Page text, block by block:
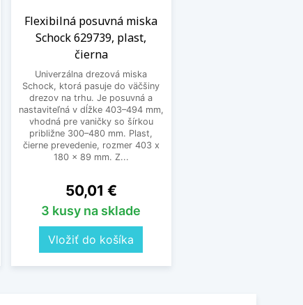
Flexibilná posuvná miska
Schock 629739, plast,
čierna
Univerzálna drezová miska
Schock, ktorá pasuje do väčšiny
drezov na trhu. Je posuvná a
nastaviteľná v dĺžke 403–494 mm,
vhodná pre vaničky so šírkou
približne 300–480 mm. Plast,
čierne prevedenie, rozmer 403 x
180 x 89 mm. Z...
Cena
50,01 €
3 kusy na sklade
Vložiť do košíka